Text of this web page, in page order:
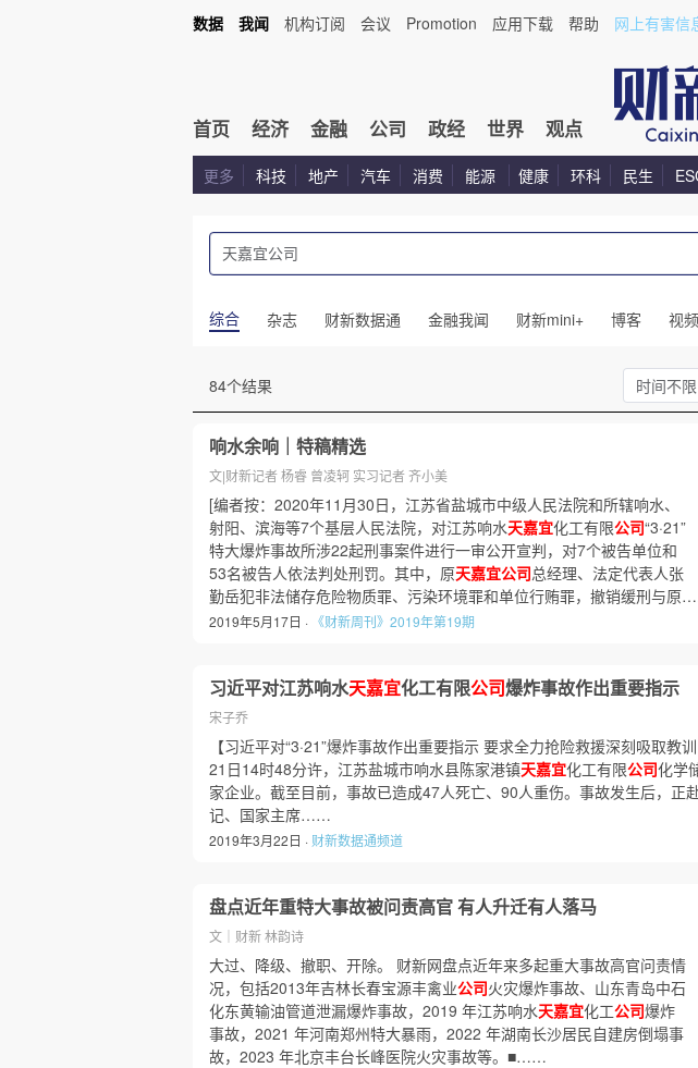
数据 我闻 机构订阅 会议 Promotion 应用下载 帮助 网上有害信
首页 经济 金融 公司 政经 世界 观点
更多 科技 地产 汽车 消费 能源 健康 环科 民生
综合 杂志 财新数据通 金融我闻 财新mini+ 博客 视频
84个结果 时间不限
响水余响｜特稿精选
文|财新记者 杨睿 曾凌轲 实习记者 齐小美
[编者按：2020年11月30日，江苏省盐城市中级人民法院和所辖响水、
射阳、滨海等7个基层人民法院，对江苏响水天嘉宜化工有限公司“3·21”
特大爆炸事故所涉22起刑事案件进行一审公开宣判，对7个被告单位和
53名被告人依法判处刑罚。其中，原天嘉宜公司总经理、法定代表人张
勤岳犯非法储存危险物质罪、污染环境罪和单位行贿罪，撤销缓刑与原
2019年5月17日 · 《财新周刊》2019年第19期
习近平对江苏响水天嘉宜化工有限公司爆炸事故作出重要指示
宋子乔
【习近平对“3·21”爆炸事故作出重要指示 要求全力抢险救援深刻吸取教
21日14时48分许，江苏盐城市响水县陈家港镇天嘉宜化工有限公司化学
家企业。截至目前，事故已造成47人死亡、90人重伤。事故发生后，正
记、国家主席……
2019年3月22日 · 财新数据通频道
盘点近年重特大事故被问责高官 有人升迁有人落马
文｜财新 林韵诗
大过、降级、撤职、开除。 财新网盘点近年来多起重大事故高官问责情
况，包括2013年吉林长春宝源丰禽业公司火灾爆炸事故、山东青岛中石
化东黄输油管道泄漏爆炸事故，2019 年江苏响水天嘉宜化工公司爆炸
事故，2021 年河南郑州特大暴雨，2022 年湖南长沙居民自建房倒塌事
故，2023 年北京丰台长峰医院火灾事故等。■……